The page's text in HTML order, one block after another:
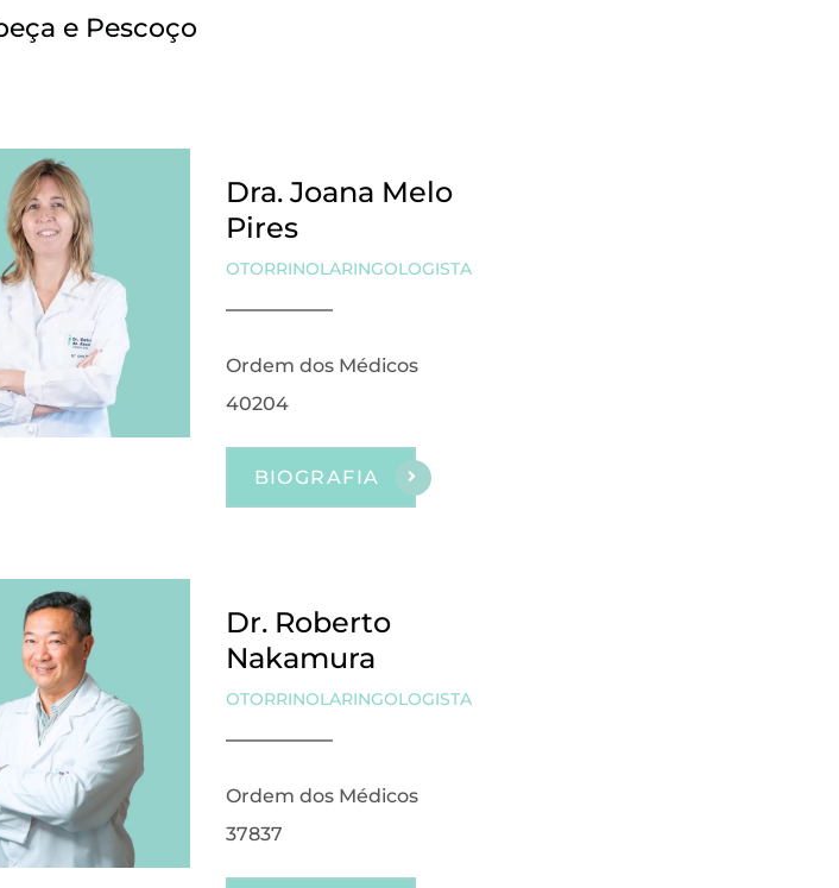
e Pescoço
Dra. Joana Melo
Pires
OTORRINOLARINGOLOGISTA
Ordem dos Médicos
40204
BIOGRAFIA
Dr. Roberto
Nakamura
OTORRINOLARINGOLOGISTA
Ordem dos Médicos
37837